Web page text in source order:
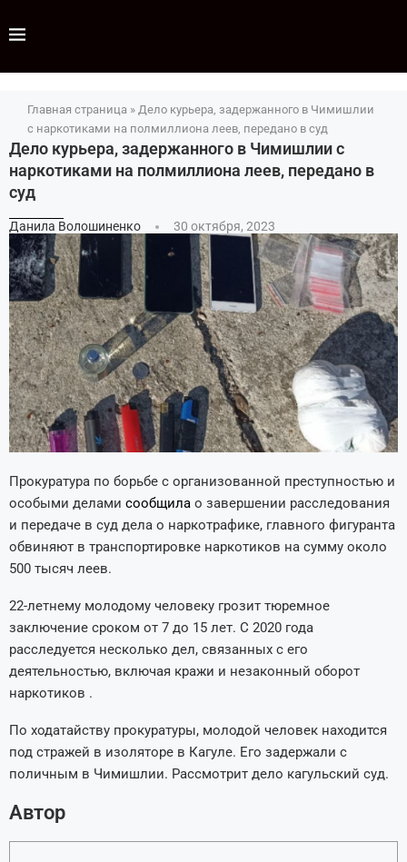
Главная страница » Дело курьера, задержанного в Чимишлии
с наркотиками на полмиллиона леев, передано в суд
Дело курьера, задержанного в Чимишлии с
наркотиками на полмиллиона леев, передано в
суд
Данила Волошиненко 30 октября, 2023
Прокуратура по борьбе с организованной преступностью и
особыми делами сообщила о завершении расследования
и передаче в суд дела о наркотрафике, главного фигуранта
обвиняют в транспортировке наркотиков на сумму около
500 тысяч леев.
22-летнему молодому человеку грозит тюремное
заключение сроком от 7 до 15 лет. С 2020 года
расследуется несколько дел, связанных с его
деятельностью, включая кражи и незаконный оборот
наркотиков .
По ходатайству прокуратуры, молодой человек находится
под стражей в изоляторе в Кагуле. Его задержали с
поличным в Чимишлии. Рассмотрит дело кагульский суд.
Автор